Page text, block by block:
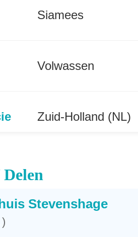
Siamees
Volwassen
Zuid-Holland (NL)
Stevenshage